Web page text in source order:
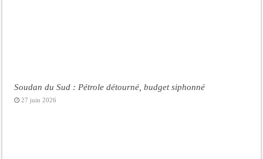
Soudan du Sud : Pétrole détourné, budget siphonné
27 juin 2026